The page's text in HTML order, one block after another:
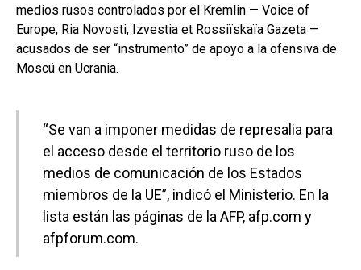
medios rusos controlados por el Kremlin — Voice of
Europe, Ria Novosti, Izvestia et Rossiïskaïa Gazeta —
acusados de ser “instrumento” de apoyo a la ofensiva de
Moscú en Ucrania.
“Se van a imponer medidas de represalia para
el acceso desde el territorio ruso de los
medios de comunicación de los Estados
miembros de la UE”, indicó el Ministerio. En la
lista están las páginas de la AFP, afp.com y
afpforum.com.